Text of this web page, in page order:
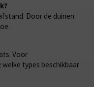
Door de duinen
Voor
types beschikbaar